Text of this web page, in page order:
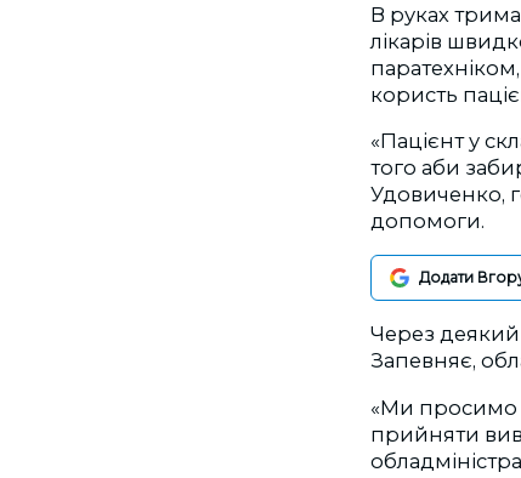
В руках
лікарів
користь
«Пацієнт у
того аби
Удовиченко,
допомоги.
Додати
Через деякий
Запевняє,
«Ми просимо
прийняти